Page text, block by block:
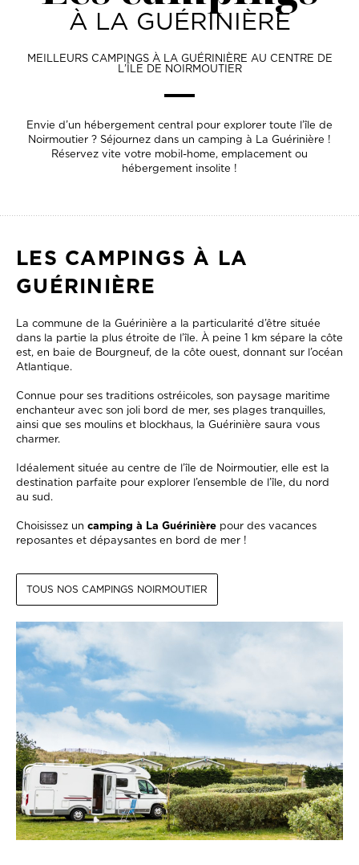
À LA GUÉRINIÈRE
MEILLEURS CAMPINGS À LA GUÉRINIÈRE AU CENTRE DE
L’ÎLE DE NOIRMOUTIER
Envie d’un hébergement central pour explorer toute l’île de
Noirmoutier ? Séjournez dans un camping à La Guérinière !
Réservez vite votre mobil-home, emplacement ou
hébergement insolite !
LES CAMPINGS À LA
GUÉRINIÈRE
La commune de la Guérinière a la particularité d’être située
dans la partie la plus étroite de l’île. À peine 1 km sépare la côte
est, en baie de Bourgneuf, de la côte ouest, donnant sur l’océan
Atlantique.
Connue pour ses traditions ostréicoles, son paysage maritime
enchanteur avec son joli bord de mer, ses plages tranquilles,
ainsi que ses moulins et blockhaus, la Guérinière saura vous
charmer.
Idéalement située au centre de l’île de Noirmoutier, elle est la
destination parfaite pour explorer l’ensemble de l’île, du nord
au sud.
Choisissez un camping à La Guérinière pour des vacances
reposantes et dépaysantes en bord de mer !
TOUS NOS CAMPINGS NOIRMOUTIER